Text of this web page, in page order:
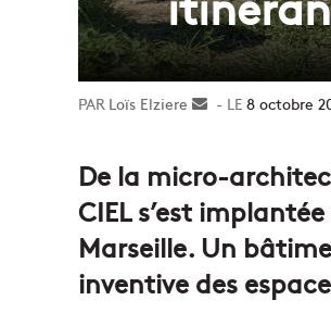
Loïs Elziere
Envoyer8 octobre
De la micro-
CIEL s’est
Marseille. Un
inventive des